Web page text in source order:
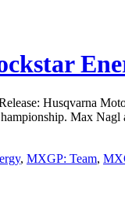
Husqvarna
Max Nagl
, MXGP: Team,